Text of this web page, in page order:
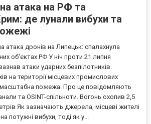
атака на РФ та
де лунали вибухи та
атака дронів на Липецьк: спалахнула
об'єктах РФ У ніч проти 21 липня
атаки ударних безпілотників.
на території місцевих промислових
масштабна пожежа. Про це повідомляють
та OSINT-спільноти. Вогонь охопив 2,5
Як зазначають джерела, місцеві жителі
потужні вибухи, тоді як у...